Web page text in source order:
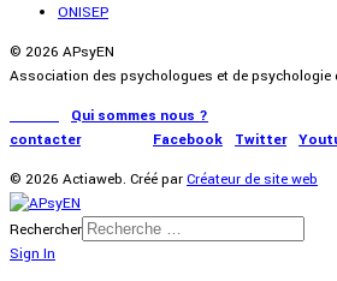
ONISEP
© 2026 APsyEN
Association des psychologues et de psychologie
Qui sommes nous ?
contacter| Facebook Twitter|
© 2026 Actiaweb. Créé parCréateur de site web
Rechercher
Sign In